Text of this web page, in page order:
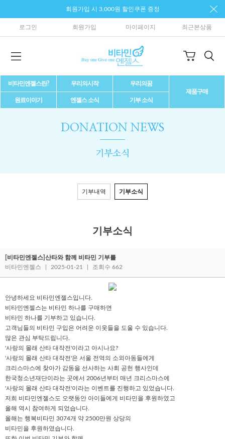
회원가입 시 3,000원 할인쿠폰 증정
로그인 회원가입 마이페이지 최근본상품
비타민엔젤스란? 우리의시작
우리의꿈
제품구매
원료이야기
엔젤스 소식 기부 소식
DONATION NEWS
기부소식
기부내역 기부소식
기부소식
[비타민엔젤스]산타와 함께 비타민 기부를
비타민엔젤스
2025-01-21 조회수 662
안녕하세요 비타민엔젤스입니다.
비타민엔젤스는 비타민 하나를 구매하면
비타민 하나를 기부하고 있습니다.
고객님들의 비타민 구입은 어려운 이웃들을 도울 수 있습니다.
많은 관심 부탁드립니다.
'사랑의 몰래 산타 대작전'이라고 아시나요?
'사랑의 몰래 산타 대작전'은 서울 전역의 소외아동들에게
크리스마스에 찾아가 감동을 선사하는 사회 공헌 행사인데
한국청소년재단이라는 곳에서 2006년부터 매년 크리스마스에
'사랑의 몰래 산타 대작전'이라는 이벤트를 진행하고 있었습니다.
저희 비타민엔젤스도 오랫동안 아이들에게 비타민을 후원하였고
올해 역시 참여하게 되었습니다.
올해는 행복비타민 3074개 약 2500만원 상당의
비타민을 후원하였습니다.